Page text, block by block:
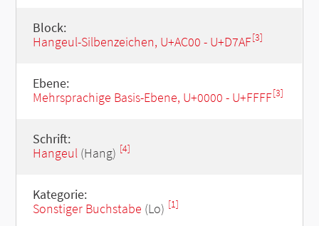
Block:
Hangeul-Silbenzeichen, U+AC00 - U+D7AF[3]
Ebene:
Mehrsprachige Basis-Ebene, U+0000 - U+FFFF[3]
Schrift:
Hangeul(Hang) [4]
Kategorie:
Sonstiger Buchstabe (Lo) [1]